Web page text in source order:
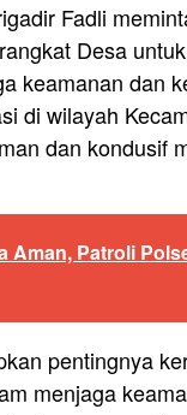
Fadli
Desa
keamanan dan
di wilayah
dan kondusif
Aman, Patroli
pentingnya
menjaga